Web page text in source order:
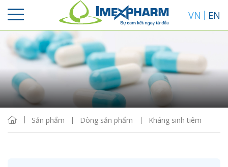
VN EN
Sản phẩm Dòng sản phẩm Kháng sinh tiêm
Sắp xếp
Hiển thị